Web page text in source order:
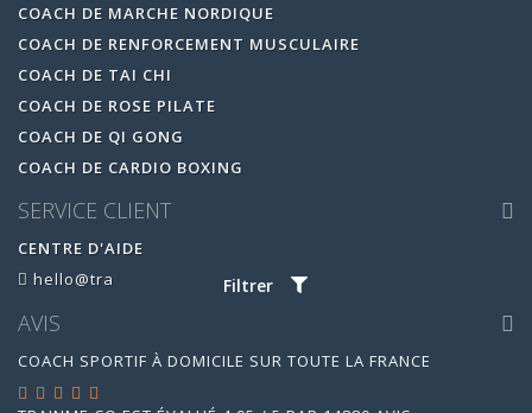
Filtrer
COACH DE MARCHE NORDIQUE
COACH DE RENFORCEMENT MUSCULAIRE
COACH DE TAI CHI
COACH DE ROSE PILATE
COACH DE QI GONG
COACH DE CARDIO BOXING
SERVICE CLIENT
CENTRE D'AIDE
hello@trainme.co
AVIS
COACH SPORTIF À DOMICILE SUR TOUTE LA FRANCE